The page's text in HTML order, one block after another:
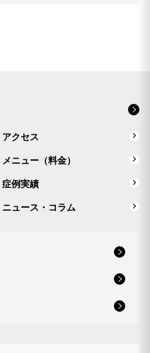
アクセス
メニュー（料金）
症例実績
ニュース・コラム